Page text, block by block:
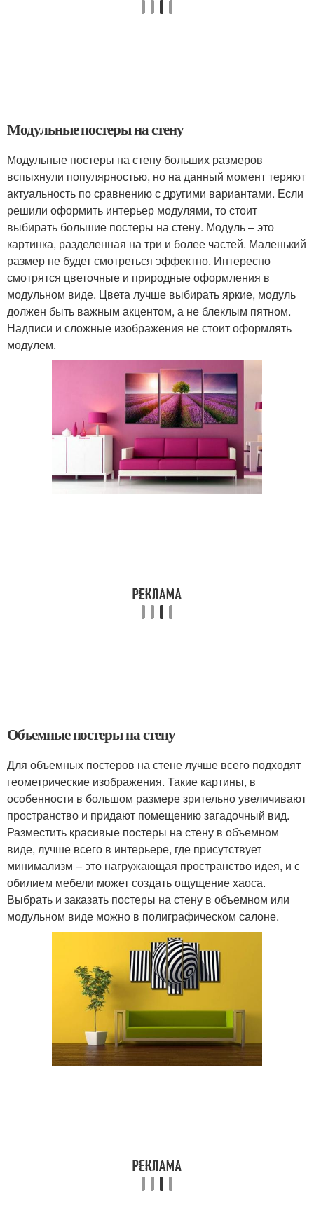
Модульные постеры на стену
Модульные постеры на стену больших размеров
вспыхнули популярностью, но на данный момент теряют
актуальность по сравнению с другими вариантами. Если
решили оформить интерьер модулями, то стоит
выбирать большие постеры на стену. Модуль – это
картинка, разделенная на три и более частей. Маленький
размер не будет смотреться эффектно. Интересно
смотрятся цветочные и природные оформления в
модульном виде. Цвета лучше выбирать яркие, модуль
должен быть важным акцентом, а не блеклым пятном.
Надписи и сложные изображения не стоит оформлять
модулем.
Объемные постеры на стену
Для объемных постеров на стене лучше всего подходят
геометрические изображения. Такие картины, в
особенности в большом размере зрительно увеличивают
пространство и придают помещению загадочный вид.
Разместить красивые постеры на стену в объемном
виде, лучше всего в интерьере, где присутствует
минимализм – это нагружающая пространство идея, и с
обилием мебели может создать ощущение хаоса.
Выбрать и заказать постеры на стену в объемном или
модульном виде можно в полиграфическом салоне.